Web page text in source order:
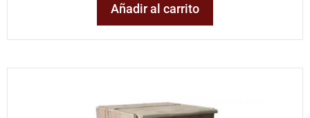
Añadir al carrito